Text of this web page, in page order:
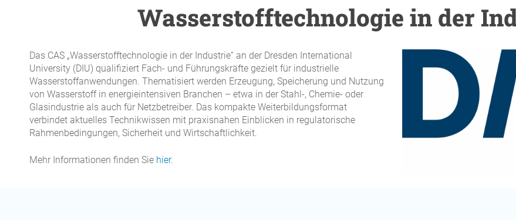
ENTER drücken um die Suche zu startenWasserstofftechnologie in der
Das CAS „Wasserstofftechnologie in der Industrie“ an der Dresden International
University (DIU) qualifiziert Fach- und Führungskräfte gezielt für industrielle
Wasserstoffanwendungen. Thematisiert werden Erzeugung, Speicherung und Nutzung
von Wasserstoff in energieintensiven Branchen – etwa in der Stahl-, Chemie- oder
Glasindustrie als auch für Netzbetreiber. Das kompakte Weiterbildungsformat
verbindet aktuelles Technikwissen mit praxisnahen Einblicken in regulatorische
Rahmenbedingungen, Sicherheit und Wirtschaftlichkeit.
Mehr Informationen finden Sie hier.